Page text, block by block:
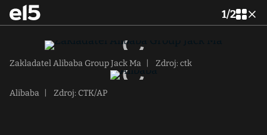
1/2
Zakladatel Alibaba Group Jack Ma Zdroj: ctk
Alibaba Zdroj: CTK/AP